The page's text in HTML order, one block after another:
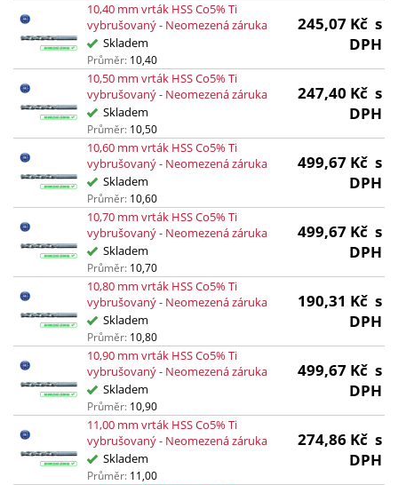
10,40 mm vrták HSS Co5% Ti
vybrušovaný - Neomezená záruka
Skladem
Průměr: 10,40
245,07 Kč s
DPH
10,50 mm vrták HSS Co5% Ti
vybrušovaný - Neomezená záruka
Skladem
Průměr: 10,50
247,40 Kč s
DPH
10,60 mm vrták HSS Co5% Ti
vybrušovaný - Neomezená záruka
Skladem
Průměr: 10,60
499,67 Kč s
DPH
10,70 mm vrták HSS Co5% Ti
vybrušovaný - Neomezená záruka
Skladem
Průměr: 10,70
499,67 Kč s
DPH
10,80 mm vrták HSS Co5% Ti
vybrušovaný - Neomezená záruka
Skladem
Průměr: 10,80
190,31 Kč s
DPH
10,90 mm vrták HSS Co5% Ti
vybrušovaný - Neomezená záruka
Skladem
Průměr: 10,90
499,67 Kč s
DPH
11,00 mm vrták HSS Co5% Ti
vybrušovaný - Neomezená záruka
Skladem
Průměr: 11,00
274,86 Kč s
DPH